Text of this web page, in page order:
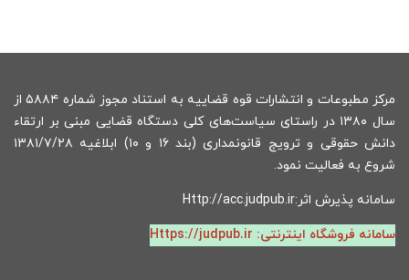
مرکز مطبوعات و انتشارات قوه قضاییه به استناد مجوز شماره ۵۸۸۴ از
سال ۱۳۸۰ در راستای سیاست‌های کلی دستگاه قضایی مبنی بر ارتقاء
دانش حقوقی و ترویج قانونمداری (بند ۱۶ و ۱۰) ابلاغیه ۱۳۸۱/۷/۲۸
شروع به فعالیت نمود.
سامانه پذیرش اثر:Http://acc.judpub.ir
سامانه فروشگاه اینترنتی: Https://judpub.ir